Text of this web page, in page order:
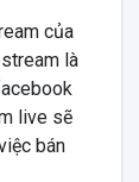
của
là
live sẽ
bán